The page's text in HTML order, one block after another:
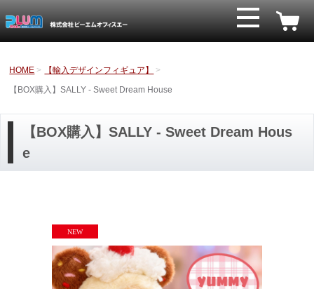
HOME
【輸入デザインフィギュア】
【BOX購入】SALLY - Sweet Dream House
【BOX購入】SALLY - Sweet Dream Hous
e